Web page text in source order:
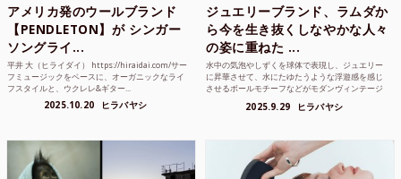
アメリカ発のウールブランド
【PENDLETON】が シンガー
ソングライ...
平井 大（ヒライダイ） https://hiraidai.com/サー
フミュージックをベースに、オーガニックなライ
フスタイルと、ウクレレ&ギター...
2025.10.20 ヒラバヤシ
ジュエリーブランド、ラムダか
ら今を生き抜くしなやかな人々
の姿に重ねた ...
水中の気泡やしずくを球体で表現し、ジュエリー
に昇華させて、水にたゆたうような浮遊感を感じ
させるボールモチーフなどがモダンヴィンテージ
2025.9.29 ヒラバヤシ